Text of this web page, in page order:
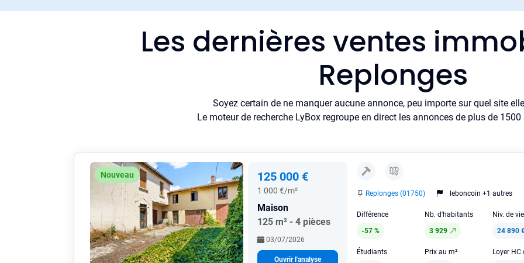
Les dernières ventes
Replonges
Soyez certain de ne manquer aucune annonce, peu importe sur quel site
Le moteur de recherche LyBox regroupe en direct les annonces de plus de
Nouveau 125 000 €
1 000 €/m²
Maison
125 m² - 4 pièces
03/07/2026
Ouvrir l'analyse
Replonges (01750) leboncoin +1 autres
Différence
-57 %
Nb. d'habitants
3 929
Niv. de
24 890
Étudiants Prix au m²